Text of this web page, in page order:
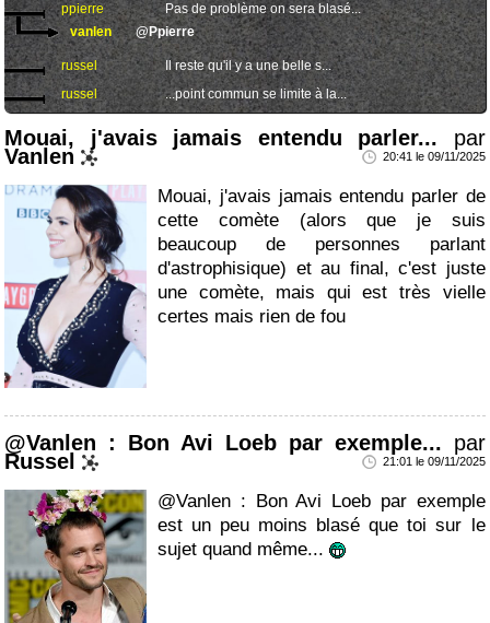
ppierre
Pas de problème on sera blasé...
vanlen
@Ppierre
russel
Il reste qu'il y a une belle s...
russel
...point commun se limite à la...
Mouai, j'avais jamais entendu parler... par
Vanlen 20:41 le 09/11/2025
Mouai, j'avais jamais entendu parler de
cette comète (alors que je suis
beaucoup de personnes parlant
d'astrophisique) et au final, c'est juste
une comète, mais qui est très vielle
certes mais rien de fou
@Vanlen : Bon Avi Loeb par exemple... par
Russel 21:01 le 09/11/2025
@Vanlen : Bon Avi Loeb par exemple
est un peu moins blasé que toi sur le
sujet quand même...